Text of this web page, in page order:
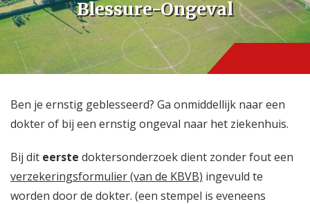
Blessure-Ongeval
Ben je ernstig geblesseerd? Ga onmiddellijk naar een
dokter of bij een ernstig ongeval naar het ziekenhuis.
Bij dit eerste doktersonderzoek dient zonder fout een
verzekeringsformulier (van de KBVB) ingevuld te
worden door de dokter. (een stempel is eveneens